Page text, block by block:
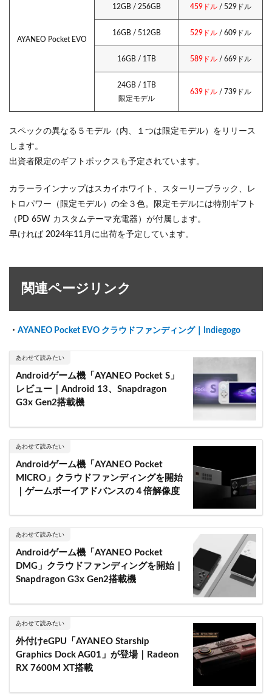
AYANEO Pocket EVO
12GB / 256GB 459ドル/ 529ドル
16GB / 512GB 529ドル/ 609ドル
16GB / 1TB 589ドル/ 669ドル
24GB / 1TB
限定モデル
639ドル/ 739ドル
スペックの異なる５モデル（内、１つは限定モデル）をリリース
します。
出資者限定のギフトボックスも予定されています。
カラーラインナップはスカイホワイト、スターリーブラック、レ
トロパワー（限定モデル）の全３色。限定モデルには特別ギフト
（PD 65W カスタムテーマ充電器）が付属します。
早ければ 2024年11月に出荷を予定しています。
関連ページリンク
・ AYANEO Pocket EVO クラウドファンディング｜Indiegogo
あわせて読みたい
Androidゲーム機「AYANEO Pocket S」
レビュー｜Android 13、Snapdragon
G3x Gen2搭載機
あわせて読みたい
Androidゲーム機「AYANEO Pocket
MICRO」クラウドファンディングを開始
｜ゲームボーイアドバンスの４倍解像度
あわせて読みたい
Androidゲーム機「AYANEO Pocket
DMG」クラウドファンディングを開始｜
Snapdragon G3x Gen2搭載機
あわせて読みたい
外付けeGPU「AYANEO Starship
Graphics Dock AG01」が登場｜Radeon
RX 7600M XT搭載